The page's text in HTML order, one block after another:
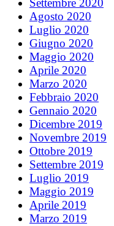
Settembre 2020
Agosto 2020
Luglio 2020
Giugno 2020
Maggio 2020
Aprile 2020
Marzo 2020
Febbraio 2020
Gennaio 2020
Dicembre 2019
Novembre 2019
Ottobre 2019
Settembre 2019
Luglio 2019
Maggio 2019
Aprile 2019
Marzo 2019